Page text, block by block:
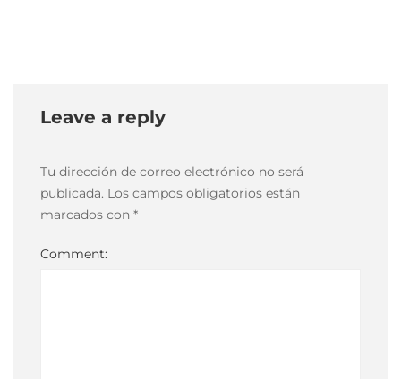
Leave a reply
Tu dirección de correo electrónico no será
publicada. Los campos obligatorios están
marcados con *
Comment: